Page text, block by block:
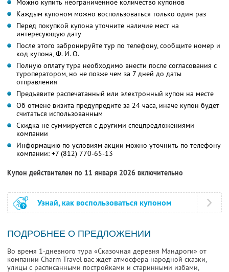
Можно купить неограниченное количество купонов
Каждым купоном можно воспользоваться только один раз
Перед покупкой купона уточните наличие мест на
интересующую дату
После этого забронируйте тур по телефону, сообщите номер и
код купона,Ф. И. О.
Полную оплату тура необходимо внести после согласования с
туроператором, но не позже чем за 7 дней до даты
отправления
Предъявите распечатанный или электронный купон на месте
Об отмене визита предупредите за 24 часа, иначе купон будет
считаться использованным
Скидка не суммируется с другими спецпредложениями
компании
Информацию по условиям акции можно уточнить по телефону
компании: +7 (812) 770-65-13
Купон действителен по 11 января 2026 включительно
Узнай, как воспользоваться купоном
ПОДРОБНЕЕ О ПРЕДЛОЖЕНИИ
Во время 1-дневного тура «Сказочная деревня Мандроги» от
компании Charm Travel вас ждет атмосфера народной сказки,
улицы с расписанными постройками и старинными избами,